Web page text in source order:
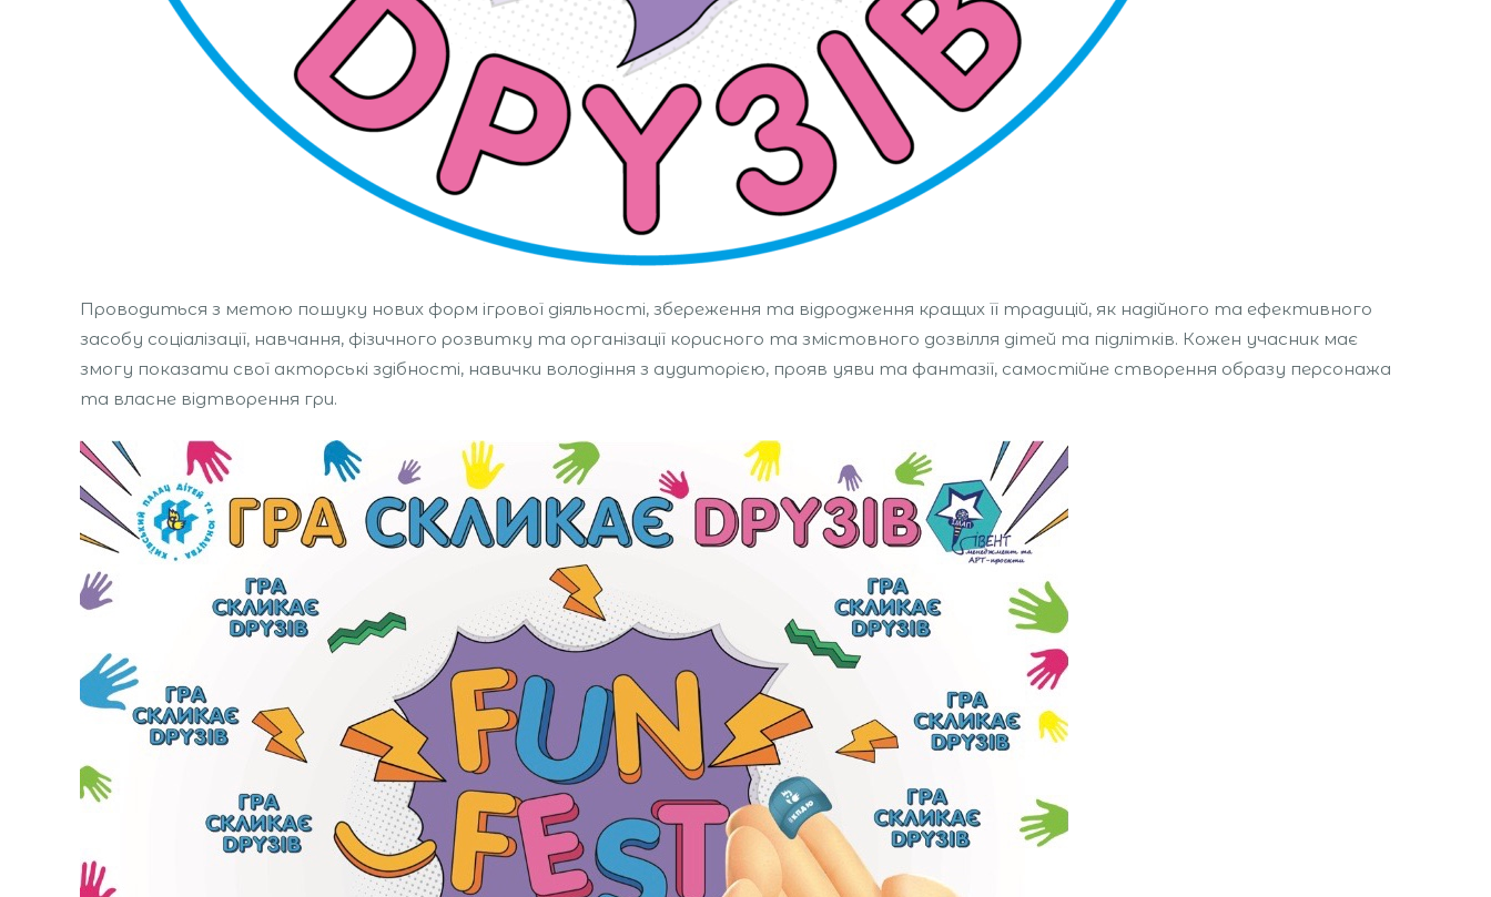
Проводиться з метою пошуку нових форм ігрової діяльності, збереження та відродження кращих її традицій, як надійного та ефективного
засобу соціалізації, навчання, фізичного розвитку та організації корисного та змістовного дозвілля дітей та підлітків. Кожен учасник має
змогу показати свої акторські здібності, навички володіння з аудиторією, прояв уяви та фантазії, самостійне створення образу персонажа
та власне відтворення гри.